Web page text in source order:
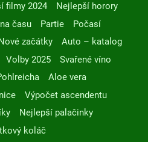
filmy 2024
Nejlepší horory
času Partie
Počasí
začátky
Auto – katalog
Volby 2025
Svařené víno
Aloe vera
Výpočet ascendentu
Nejlepší palačinky
koláč